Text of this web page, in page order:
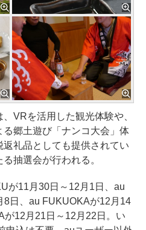
VRを活用した観光体験や、
郷土遊び「ナンコ大会」体
礼品としても提供されてい
抽選会が行われる。
が11月30日～12月1日、au
8日、au FUKUOKAが12月14
が12月21日～12月22日。い